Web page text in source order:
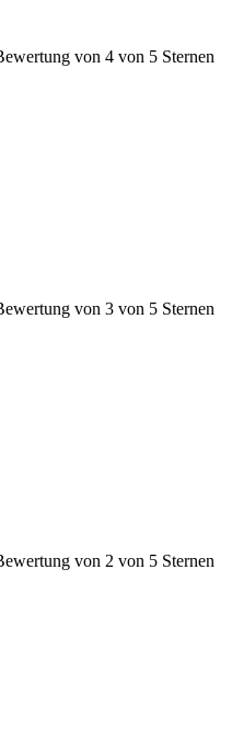
von 4 von 5 Sternen
von 3 von 5 Sternen
von 2 von 5 Sternen